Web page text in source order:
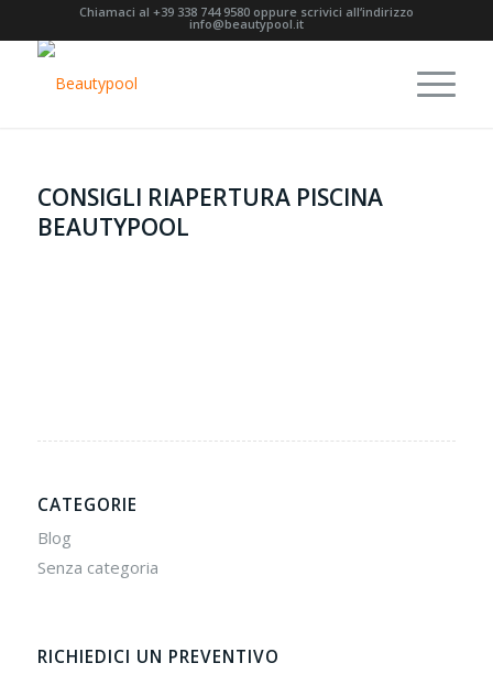
Chiamaci al +39 338 744 9580oppure scrivici all‘indirizzo
info@beautypool.it
CONSIGLI RIAPERTURA PISCINA
BEAUTYPOOL
CATEGORIE
Blog
Senza categoria
RICHIEDICI UN PREVENTIVO